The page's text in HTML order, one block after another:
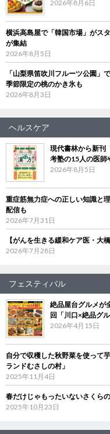
2026年8月6日
横浜高島屋で「韓国市場」がス
が集結
2026年8月5日
「山梨県笛吹川フルーツ公園」
季節限定の桃のかき氷も
2026年8月3日
ヘルスケア
現代書林から新
考塾の15人の医師
2026年8月5日
重症筋無力症への正しい知識と
配信も
2026年7月31日
【がんを生きる緩和ケア医・大
2026年7月28日
フェスティバル
絶品屋台グルメが
回「川口×絶品グ
2026年4月15日
自分で収穫した秋野菜を使って
ランドむさしの村」
2025年11月4日
春だけじゃもったいないさくら
2025年10月23日